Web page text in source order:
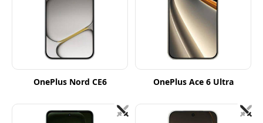
OnePlus Nord CE6 OnePlus Ace 6 Ultra